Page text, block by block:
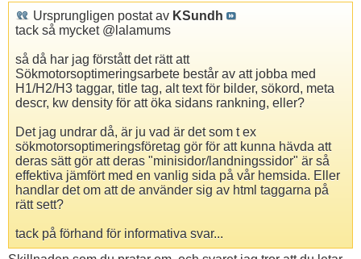
Ursprungligen postat av KSundh
tack så mycket @lalamums
så då har jag förstått det rätt att
Sökmotorsoptimeringsarbete består av att jobba med
H1/H2/H3 taggar, title tag, alt text för bilder, sökord, meta
descr, kw density för att öka sidans rankning, eller?
Det jag undrar då, är ju vad är det som t ex
sökmotorsoptimeringsföretag gör för att kunna hävda att
deras sätt gör att deras "minisidor/landningssidor" är så
effektiva jämfört med en vanlig sida på vår hemsida. Eller
handlar det om att de använder sig av html taggarna på
rätt sett?
tack på förhand för informativa svar...